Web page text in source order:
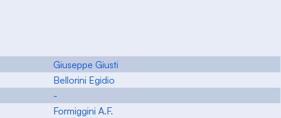
Giuseppe Giusti
Bellorini Egidio
-
Formiggini A.F.